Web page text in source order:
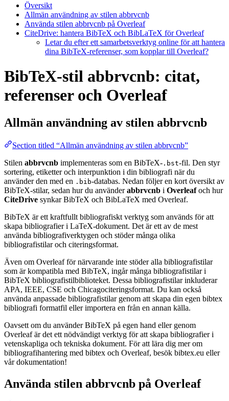
Översikt
Allmän användning av stilen abbrvcnb
Använda stilen abbrvcnb på Overleaf
CiteDrive: hantera BibTeX och BibLaTeX för Overleaf
Letar du efter ett samarbetsverktyg online för att hantera
dina BibTeX-referenser, som kopplar till Overleaf?
BibTeX-stil abbrvcnb: citat,
referenser och Overleaf
Allmän användning av stilen abbrvcnb
Section titled “Allmän användning av stilen abbrvcnb”
Stilen abbrvcnb implementeras som en BibTeX- .bst-fil. Den styr
sortering, etiketter och interpunktion i din bibliografi när du
använder den med en .bib-databas. Nedan följer en kort översikt av
BibTeX-stilar, sedan hur du använderabbrvcnb i Overleafoch hur
CiteDrive synkar BibTeX och BibLaTeX med Overleaf.
BibTeX är ett kraftfullt bibliografiskt verktyg som används för att
skapa bibliografier i LaTeX-dokument. Det är ett av de mest
använda bibliografiverktygen och stöder många olika
bibliografistilar och citeringsformat.
Även om Overleaf för närvarande inte stöder alla bibliografistilar
som är kompatibla med BibTeX, ingår många bibliografistilar i
BibTeX bibliografistilbiblioteket. Dessa bibliografistilar inkluderar
APA, IEEE, CSE och Chicagociteringsformat. Du kan också
använda anpassade bibliografistilar genom att skapa din egen bibtex
bibliografi formatfil eller importera en från en annan källa.
Oavsett om du använder BibTeX på egen hand eller genom
Overleaf är det ett nödvändigt verktyg för att skapa bibliografier i
vetenskapliga och tekniska dokument. För att lära dig mer om
bibliografihantering med bibtex och Overleaf, besök bibtex.eu eller
vår dokumentation!
Använda stilen abbrvcnb på Overleaf